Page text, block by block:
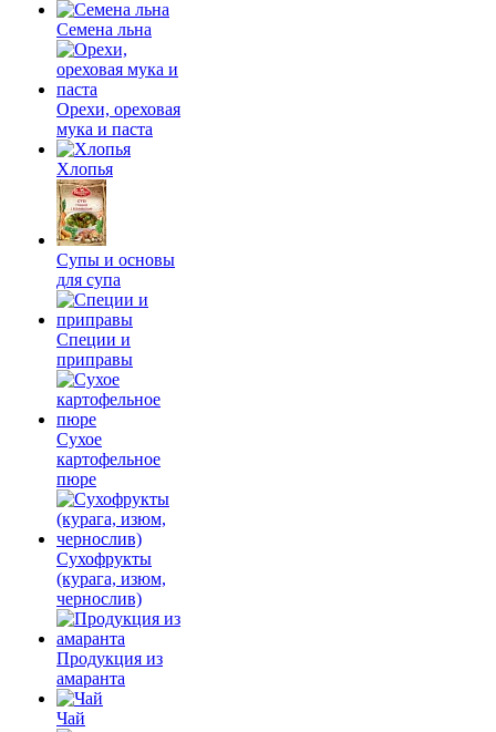
Семена льна
Орехи, ореховая
мука и паста
Хлопья
Супы и основы
для супа
Специи и
приправы
Сухое
картофельное
пюре
Сухофрукты
(курага, изюм,
чернослив)
Продукция из
амаранта
Чай